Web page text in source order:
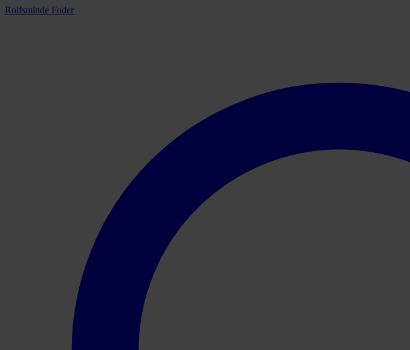
Rolfsminde Foder